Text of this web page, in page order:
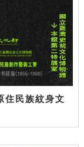
住民族紋身文